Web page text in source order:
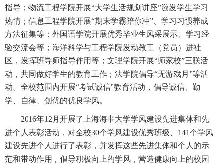
指导；物流工程学院开展“大学生活规划讲座”激发学生学习
热情；信息工程学院开展“期末学霸陪你冲”、学习习惯养成
方法征集等；外国语学院开展优秀毕业生风采展示、学习经
验交流会等；海洋科学与工程学院发动教工（党员）进社
区，发挥班导师指导作用等；文理学院开展“师家校”三联活
动，共同做好学生的教育工作；法学院倡导“无游戏月”等活
动。全校范围内开展“考试诚信”教育活动，倡导诚信、勤
学、自律、创优的优良学风。
2016年12月开展了上海海事大学学风建设先进集体和先
进个人表彰活动，对全校30个学风建设优秀班级、141个学风
建设先进个人进行了表彰，并发挥这些先进集体和个人的示
范和带动作用，倡导积极向上的学风，营造健康向上的校园